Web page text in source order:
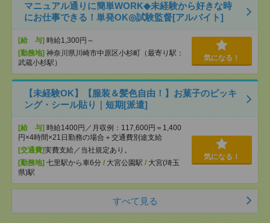
マニュアル通りに簡単WORK◆未経験から好きな時
にお仕事できる！単発OK◎試験監督[アルバイト]
[給 与] 時給1,300円～
[勤務地] 神奈川県川崎市中原区小杉町（最寄り駅：
武蔵小杉駅）
気になる！
【未経験OK】【服装＆髪色自由！】お菓子のピッキ
ング・シール貼り｜短期[派遣]
[給 与] 時給1400円／月収例：117,600円＝1,400
円×4時間×21日勤務の場合＋交通費別途支給
[交通費]実費支給／当社規定あり。
[勤務地] 七里駅から車6分 / 大宮公園駅 / 大宮(埼玉
県)駅
気になる！
すべて見る